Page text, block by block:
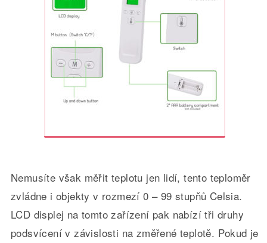
Nemusíte však měřit teplotu jen lidí, tento teploměr
zvládne i objekty v rozmezí 0 – 99 stupňů Celsia.
LCD displej na tomto zařízení pak nabízí tři druhy
podsvícení v závislosti na změřené teplotě. Pokud je